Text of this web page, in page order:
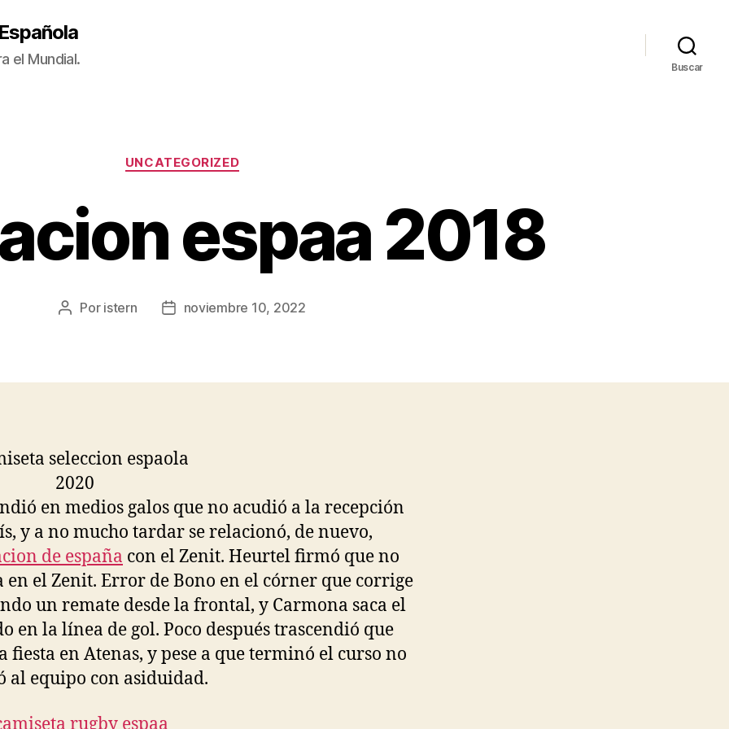
el Mundial. Buscar
Categorías
UNCATEGORIZED
espaa 2018
Autor
Por istern
Fechanoviembre 10, 2022
en medios galos que no acudió a la recepción
y a no mucho tardar se relacionó, de nuevo,
de españa con el Zenit. Heurtel firmó que no
en el Zenit. Error de Bono en el córner que corrige
un remate desde la frontal, y Carmona saca el
en la línea de gol. Poco después trascendió que
fiesta en Atenas, y pese a que terminó el curso no
al equipo con asiduidad.